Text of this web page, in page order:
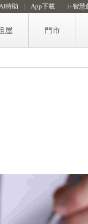
特助 App下載 i+智慧
屋 門市